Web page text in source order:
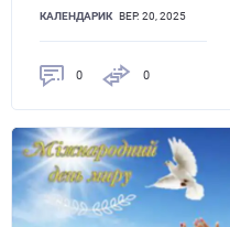
КАЛЕНДАРИК ВЕР. 20, 2025
0 0